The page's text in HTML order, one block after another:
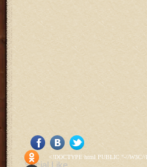
<!DOCTYPE html PUBLIC "-//W3C//DTD XHTML 1.0 Transitional//EN" "http://www.w3.org/TR/xhtml1/DTD/xhtml1-transitional.dtd"> <html xmlns="http://www.w3.org/1999/xhtml" xml:lang="ru-ru" lang="ru-ru" > <head> <meta name="google-site-verification" content="4vFPaFr8_T0N5uYcY4vh3M1DtIkbIJH6yDV7_NDqfJc" /> <base href="http://antik.1kzn.ru/" /> <meta http-equiv="content-type" content="text/html; charset=utf-8" /> <meta name="keywords" content="каталог антиквариат, часы продажа, старинные часы, напольные часы, настенные часы, каминные часы, мебель, старинные люстры, картины, торшеры, резьба, мебель, коллекционирование, чугунное литьё, предметы старины, реставрация, интерьер, модерн, классицизм, кресло, диван, мозаика, гарнитур, дуб, зеркало, светильник, канделябр, шифоньер, шкаф, буфет, комод, сундук, букинист, жирандоль, бронза" /> <meta name="rights" content="Продажа антиквариата http://antik.1kzn.ru" /> <meta name="author" content="Super User" /> <meta name="description" content="Продажа антиквариата, каталог антиквариата." /> <meta name="generator" content="Joomla! - Open Source Content Management" /> <title>Каталог антиквариата - Продажа антиквариата </title> <link rel="stylesheet" href="/plugins/system/rokbox/assets/styles/rokbox.css" type="text/css" /> <link rel="stylesheet" href="/libraries/gantry/css/grid-12.css" type="text/css" /> <link rel="stylesheet" href="/libraries/
Social Like